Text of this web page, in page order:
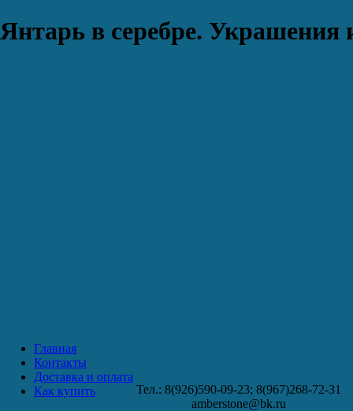
Янтарь в серебре. Украшения
Главная
Контакты
Доставка и оплата
Как купить
Тел.: 8(926)590-09-23; 8(967)268-72-31
amberstone@bk.ru